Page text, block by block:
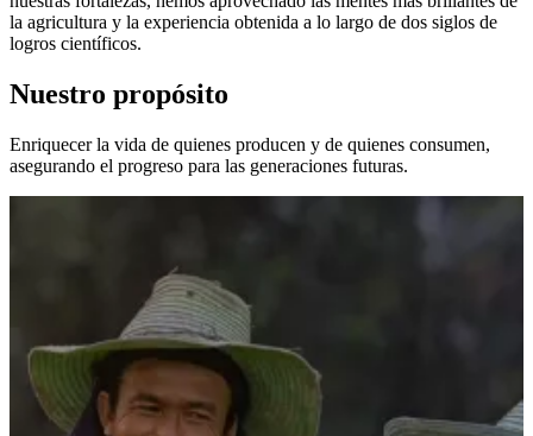
la agricultura y la experiencia obtenida a lo largo de dos siglos de
logros científicos.
Nuestro propósito
Enriquecer la vida de quienes producen y de quienes consumen,
asegurando el progreso para las generaciones futuras.